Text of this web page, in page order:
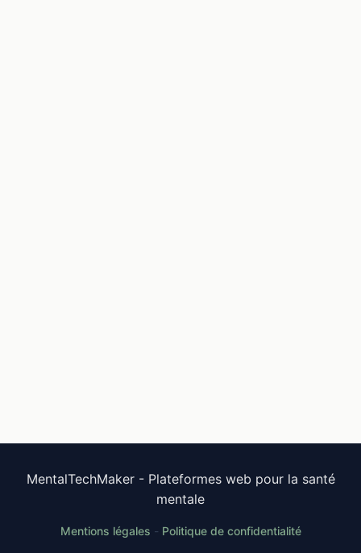
MentalTechMaker - Plateformes web pour la santé
mentale
Mentions légales - Politique de confidentialité